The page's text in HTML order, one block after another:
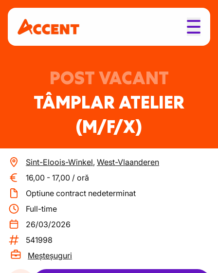
POST VACANT
TÂMPLAR ATELIER
(M/F/X)
Sint-Eloois-Winkel, West-Vlaanderen
16,00 - 17,00 / oră
Optiune contract nedeterminat
Full-time
26/03/2026
541998
Meșteșuguri